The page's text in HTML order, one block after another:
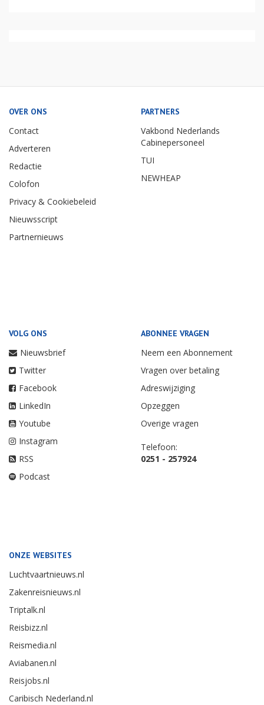
OVER ONS
Contact
Adverteren
Redactie
Colofon
Privacy & Cookiebeleid
Nieuwsscript
Partnernieuws
PARTNERS
Vakbond Nederlands
Cabinepersoneel
TUI
NEWHEAP
VOLG ONS
Nieuwsbrief
Twitter
Facebook
LinkedIn
Youtube
Instagram
RSS
Podcast
ABONNEE VRAGEN
Neem een Abonnement
Vragen over betaling
Adreswijziging
Opzeggen
Overige vragen
Telefoon:
0251 - 257924
ONZE WEBSITES
Luchtvaartnieuws.nl
Zakenreisnieuws.nl
Triptalk.nl
Reisbizz.nl
Reismedia.nl
Aviabanen.nl
Reisjobs.nl
Caribisch Nederland.nl